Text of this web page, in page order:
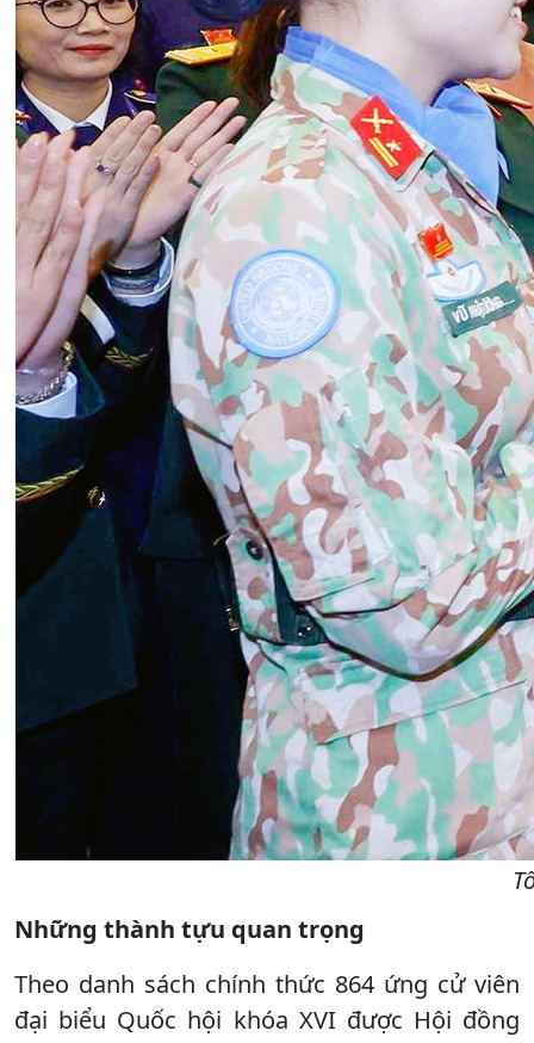
Những thành tựu quan trọng
Theo danh sách chính thức 864 ứng cử viên
đại biểu Quốc hội khóa XVI được Hội đồng